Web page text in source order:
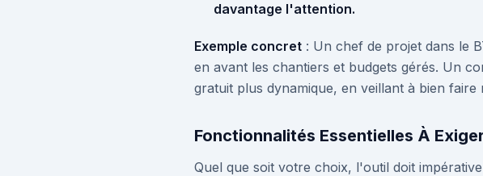
davantage l'attention.
Exemple concret : Un chef de projet dans le
en avant les chantiers et budgets gérés. Un
gratuit plus dynamique, en veillant à bien
Fonctionnalités Essentielles À
Quel que soit votre choix, l'outil doit